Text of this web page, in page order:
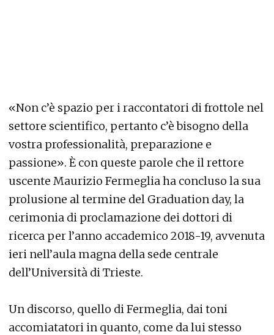
«Non c’è spazio per i raccontatori di frottole nel
settore scientifico, pertanto c’è bisogno della
vostra professionalità, preparazione e
passione». È con queste parole che il rettore
uscente Maurizio Fermeglia ha concluso la sua
prolusione al termine del Graduation day, la
cerimonia di proclamazione dei dottori di
ricerca per l’anno accademico 2018-19, avvenuta
ieri nell’aula magna della sede centrale
dell’Università di Trieste.
Un discorso, quello di Fermeglia, dai toni
accomiatatori in quanto, come da lui stesso